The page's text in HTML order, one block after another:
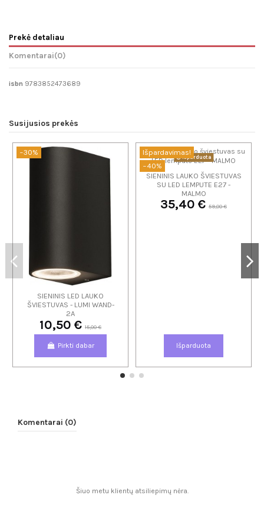
Prekė detaliau
Komentarai(0)
isbn 9783852473689
Susijusios prekės
−30%
SIENINIS LED LAUKO
ŠVIESTUVAS - LUMI WAND-
2A
10,50 € 15,00 €
Pirkti dabar
Išpardavimas!
−40%
Išparduota
SIENINIS LAUKO ŠVIESTUVAS
SU LED LEMPUTE E27 -
MALMO
35,40 € 59,00 €
Išparduota
Komentarai (0)
Šiuo metu klientų atsiliepimų nėra.